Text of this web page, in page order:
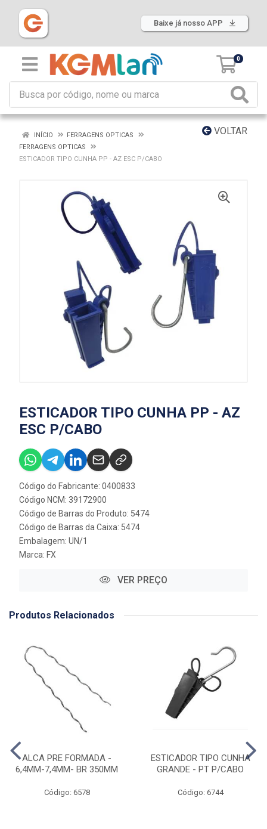
Baixe já nosso APP
0
VOLTAR
INÍCIO
FERRAGENS OPTICAS
FERRAGENS OPTICAS
ESTICADOR TIPO CUNHA PP - AZ ESC P/CABO
ESTICADOR TIPO CUNHA PP - AZ
ESC P/CABO
Código do Fabricante: 0400833
Código NCM: 39172900
Código de Barras do Produto: 5474
Código de Barras da Caixa: 5474
Embalagem: UN/1
Marca: FX
VER PREÇO
Produtos Relacionados
ALCA PRE FORMADA -
6,4MM-7,4MM- BR 350MM
Código: 6578
ESTICADOR TIPO CUNHA
GRANDE - PT P/CABO
Código: 6744